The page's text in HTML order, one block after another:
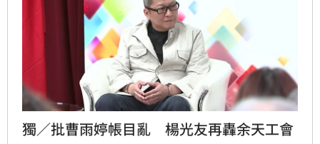
獨／批曹雨婷帳目亂　楊光友再轟余天工會